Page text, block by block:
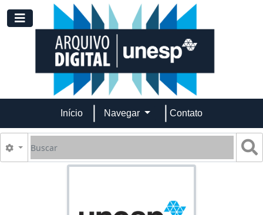
Skip to main content
Toggle navigation
Início Navegar Contato
Buscar
Opções de busca